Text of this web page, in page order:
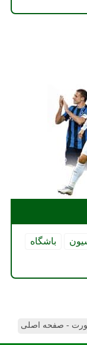
باشگاه
- صفحه اصلی